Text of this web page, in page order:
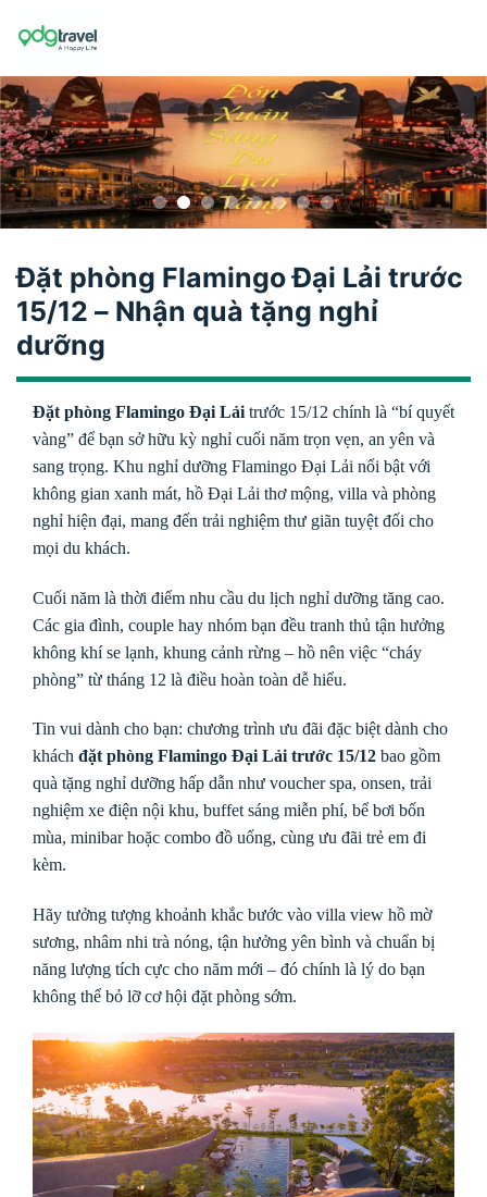
Đặt phòng Flamingo Đại Lải trước
15/12 – Nhận quà tặng nghỉ
dưỡng
Đặt phòng Flamingo Đại Lải trước 15/12 chính là “bí quyết
vàng” để bạn sở hữu kỳ nghỉ cuối năm trọn vẹn, an yên và
sang trọng. Khu nghỉ dưỡng Flamingo Đại Lải nổi bật với
không gian xanh mát, hồ Đại Lải thơ mộng, villa và phòng
nghỉ hiện đại, mang đến trải nghiệm thư giãn tuyệt đối cho
mọi du khách.
Cuối năm là thời điểm nhu cầu du lịch nghỉ dưỡng tăng cao.
Các gia đình, couple hay nhóm bạn đều tranh thủ tận hưởng
không khí se lạnh, khung cảnh rừng – hồ nên việc “cháy
phòng” từ tháng 12 là điều hoàn toàn dễ hiểu.
Tin vui dành cho bạn: chương trình ưu đãi đặc biệt dành cho
khách đặt phòng Flamingo Đại Lải trước 15/12 bao gồm
quà tặng nghỉ dưỡng hấp dẫn như voucher spa, onsen, trải
nghiệm xe điện nội khu, buffet sáng miễn phí, bể bơi bốn
mùa, minibar hoặc combo đồ uống, cùng ưu đãi trẻ em đi
kèm.
Hãy tưởng tượng khoảnh khắc bước vào villa view hồ mờ
sương, nhâm nhi trà nóng, tận hưởng yên bình và chuẩn bị
năng lượng tích cực cho năm mới – đó chính là lý do bạn
không thể bỏ lỡ cơ hội đặt phòng sớm.